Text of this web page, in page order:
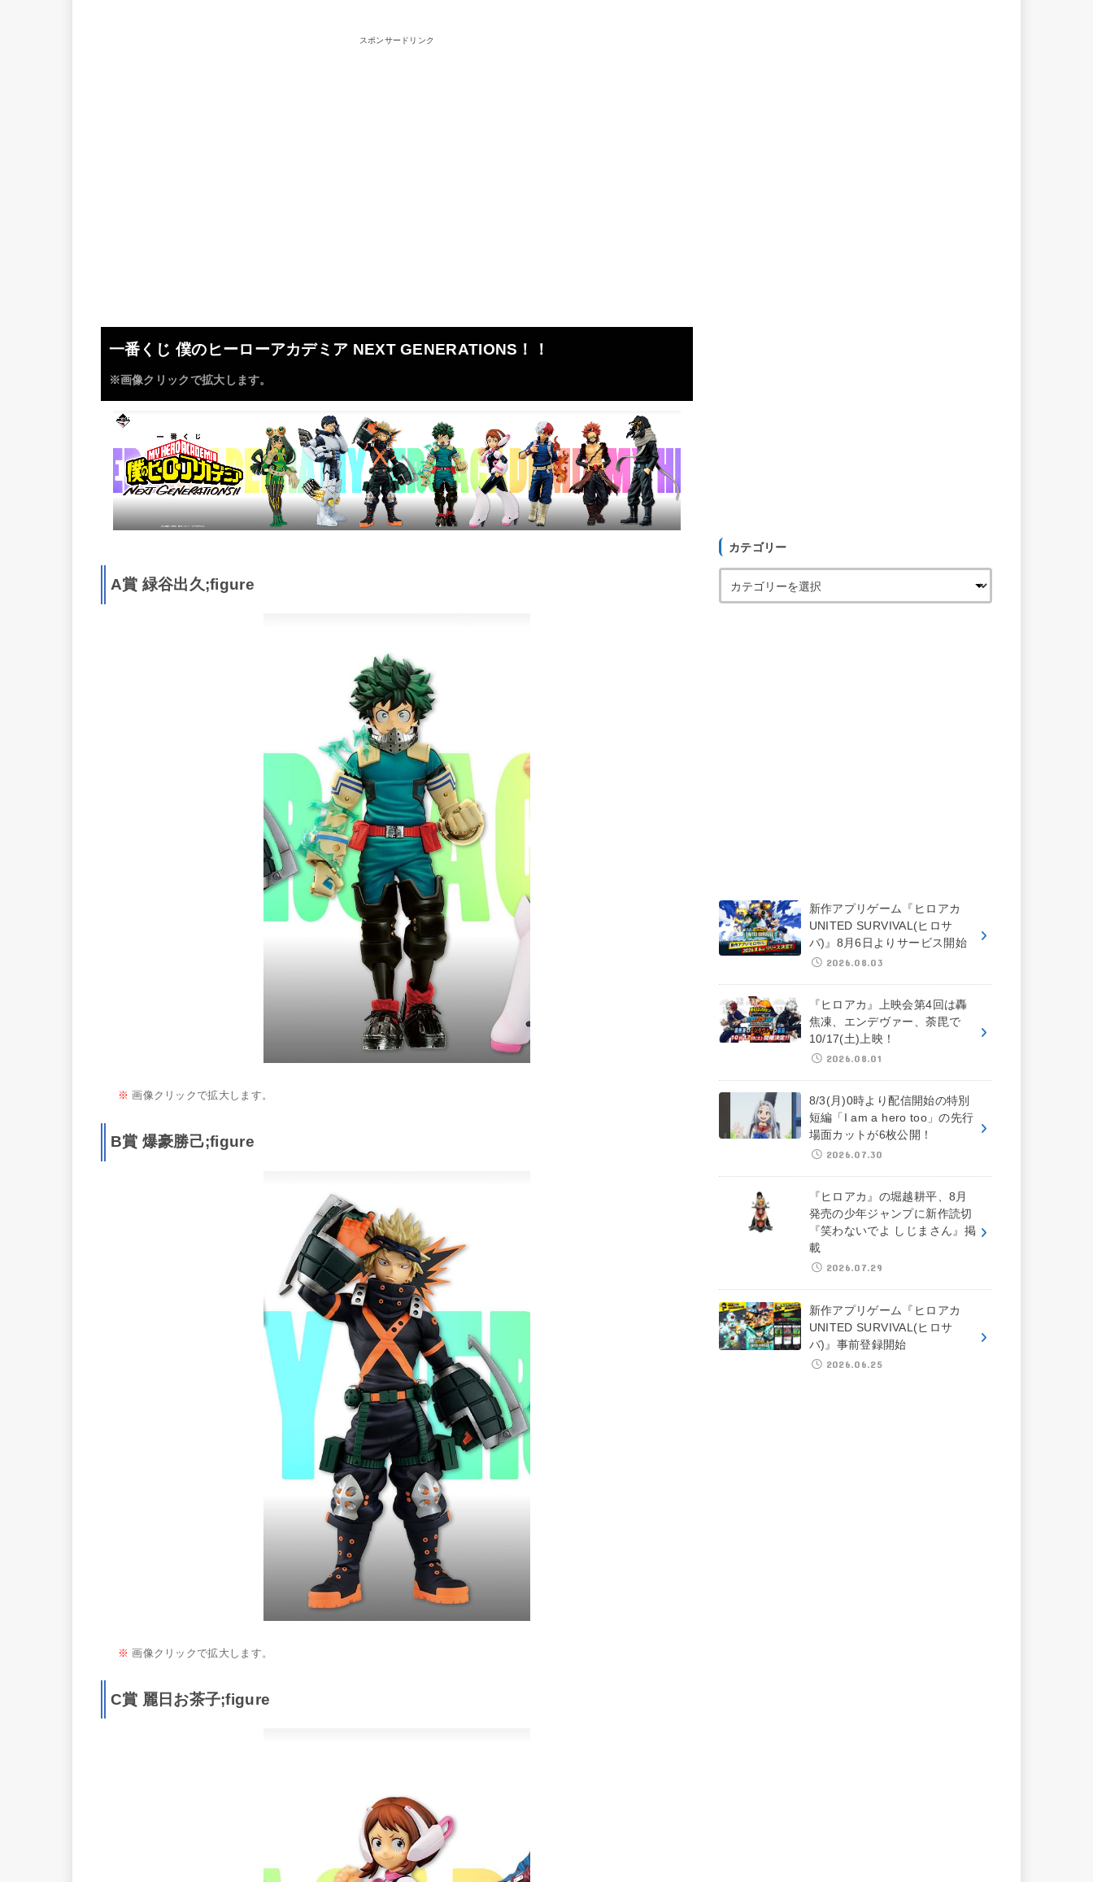
スポンサードリンク
一番くじ 僕のヒーローアカデミア NEXT GENERATIONS！！
※画像クリックで拡大します。
A賞 緑谷出久;figure
※画像クリックで拡大します。
B賞 爆豪勝己;figure
※画像クリックで拡大します。
C賞 麗日お茶子;figure
カテゴリー
新作アプリゲーム『ヒロアカ
UNITED SURVIVAL(ヒロサ
バ)』8月6日よりサービス開始
2026.08.03
『ヒロアカ』上映会第4回は轟
焦凍、エンデヴァー、荼毘で
10/17(土)上映！
2026.08.01
8/3(月)0時より配信開始の特別
短編「I am a hero too」の先行
場面カットが6枚公開！
2026.07.30
『ヒロアカ』の堀越耕平、8月
発売の少年ジャンプに新作読切
『笑わないでよ しじまさん』掲
載
2026.07.29
新作アプリゲーム『ヒロアカ
UNITED SURVIVAL(ヒロサ
バ)』事前登録開始
2026.06.25